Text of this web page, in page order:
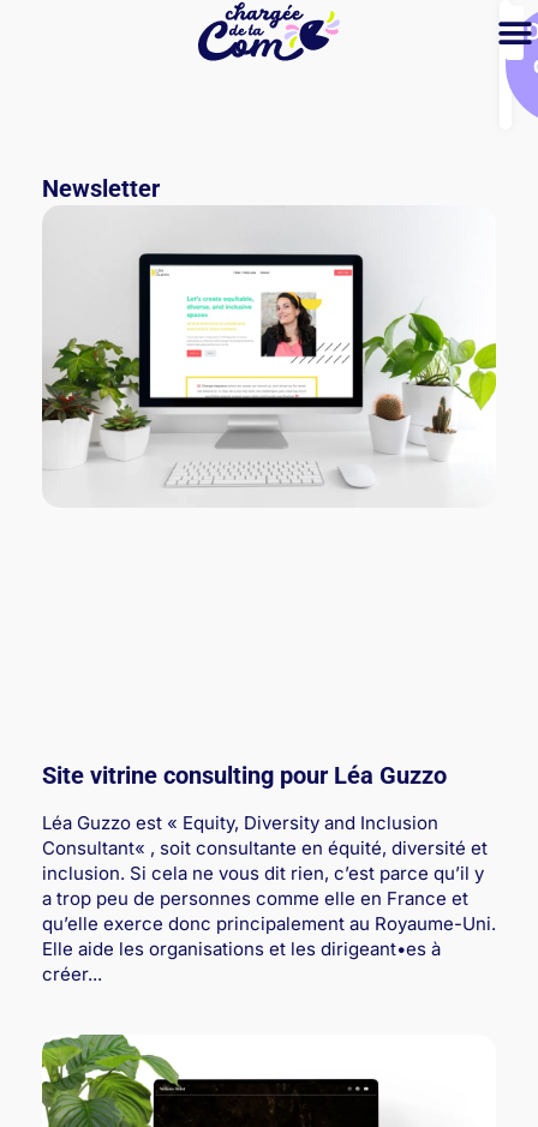
Newsletter
Site vitrine consulting pour Léa Guzzo
Léa Guzzo est « Equity, Diversity and Inclusion
Consultant« , soit consultante en équité, diversité et
inclusion. Si cela ne vous dit rien, c’est parce qu’il y
a trop peu de personnes comme elle en France et
qu’elle exerce donc principalement au Royaume-Uni.
Elle aide les organisations et les dirigeant•es à
créer